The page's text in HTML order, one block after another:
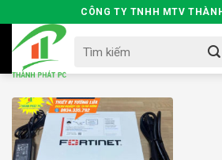
to
content
CÔNG TY TNHH MTV
for: